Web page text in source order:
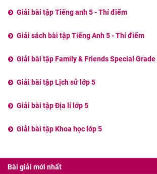
Giải bài tập Tiếng anh 5 - Thí điểm
Giải sách bài tập Tiếng Anh 5 - Thí điểm
Giải bài tập Family & Friends Special Grade
Giải bài tập Lịch sử lớp 5
Giải bài tập Địa lí lớp 5
Giải bài tập Khoa học lớp 5
Bài giải mới nhất